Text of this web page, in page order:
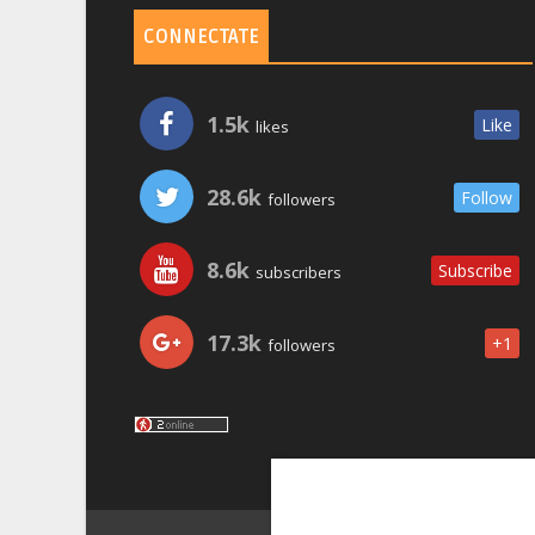
CONNECTATE
1.5k likes Like
28.6k followers Follow
8.6k subscribers Subscribe
17.3k followers +1